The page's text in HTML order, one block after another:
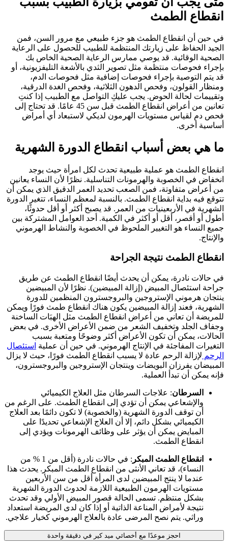
انقطاع الطمث
في حين أن انقطاع الطمث هو جزء طبيعي مع مرور السن، فمن
الجيد الحفاظ على زيارتك المنتظمة للطبيب للحصول على الرعاية
الصحية الوقائية. قد يوصي ممارس الرعاية الصحية الخاص بك
بإجراء فحوصات منتظمة مثل تصوير الثدي بالأشعة التليفزيونية، أو
قد يتم التوصية بإجراء فحوصات إضافية مثل فحوصات الدم،
ومنظار القولون، وفحص الدهون الثلاثية، وفحص الغدة الدرقية،
وتقييمات لحالة الحوض. يجب عليكِ التواصل مع الطبيب إذا كنتِ
تعانين من أعراض انقطاع الطمث قبل سن 45 عامًا. قد تحتاج إلى
فحص دم لقياس مستويات الهرمون لديكي لاستبعاد أي أمراض
أساسية أخرى.
ما هي بعض أسباب انقطاع الدورة الشهرية
انقطاع الطمث هو عملية طبيعية تحدث لكل امرأة حيث يوجد
انخفاض في الخصوبة والهرمونات التناسلية. نظرًا لأن النساء يعانين
من أعراض متفاوتة، فمن الصعب تحديد العمر الدقيق الذي يمكن أن
تتوقع فيه بداية انقطاع الطمث. بالنسبة لمعظم النساء، تتغير الدورة
الشهرية في الأربعينيات من العمر. قد يصبح أكثر أو أقل حدوثًا،
أطول أو أقصر، أقل أو أكثر في الكمية. أحد العوامل المشتركة بين
جميع النساء هو التغيير الملحوظ في الخصوبة والنشاط الهرموني
والإنتاج.
انقطاع الطمث نتيجة الجراحة
في حالات نادرة، يمكن أن يحدث أيضًا انقطاع الطمث عن طريق
جراحة استئصال المبيض (إزالة المبيضين). نظرًا لأن المبيضين
ينتجان هرموني الإستروجين والبروجسترون المنظمين للدورة
الشهرية، فعند إزالة المبيضين يكون هناك انقطاع طمث فورًا ويمكن
للمريضة أن تعاني من أعراض انقطاع الطمث مثل الهبَات الساخنة
وجفاف الجلد وتخفيف الشعر من ضمن الأعراض الأخرى. في بعض
الحالات، يمكن أن تكون الأعراض أكثر وضوحًا ومتعبة بسبب
التغيرات المفاجئة في الإنتاج الهرموني. في حين أن عملية استئصال
الرحم لإزالة الرحم عادة لا يسبب انقطاع الطمث فورًا، حيث لا يزال
المبيضان يفرزان البويضات وينتجان الإستروجين والبروجسترون،
فإنه يمكن أن تبدأ العملية.
السرطان: علاجات السرطان مثل العلاج الكيميائي
والإشعاعي يمكن أن تؤدي إلى انقطاع الطمث. على الرغم من
أن توقف الدورة الشهرية (والخصوبة) لا تكون دائمًا بعد العلاج
الكيميائي بشكل دائم، إلا أن العلاج الإشعاعي تحديدًا على
المبايض يمكن أن يؤثر على وظائف الهرمونات ويؤدي إلى
انقطاع الطمث.
انقطاع الطمث المبكر
: في حالات نادرة (أقل من 1 % من
النساء)، قد تعاني الأنثى من انقطاع الطمث المبكر. يحدث هذا
عندما لا ينتج المبيضين لدى المرأة أقل من سن الأربعين
مستويات الهرمون الطبيعية اللازمة لحدوث الدورة الشهرية
بشكل منتظم. تسمى الحالة قصور المبيض الأولي وقد تحدث
نتيجة لأمراض المناعة الذاتية أو إذا كان لدى المريضة استعداد
وراثي. يتم نصح المرضى عادة بالعلاج الهرموني كخيار علاجي.
احجز موعدًا مع أخصائي ميد كير في دقيقة واحدة